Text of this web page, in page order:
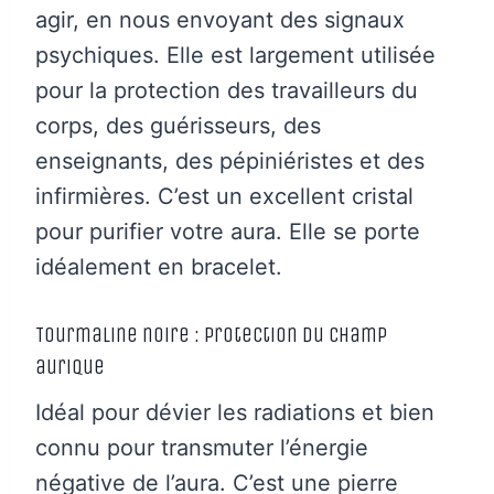
agir, en nous envoyant des signaux
psychiques. Elle est largement utilisée
pour la protection des travailleurs du
corps, des guérisseurs, des
enseignants, des pépiniéristes et des
infirmières. C’est un excellent cristal
pour purifier votre aura. Elle se porte
idéalement en bracelet.
Tourmaline noire : protection du champ
aurique
Idéal pour dévier les radiations et bien
connu pour transmuter l’énergie
négative de l’aura. C’est une pierre